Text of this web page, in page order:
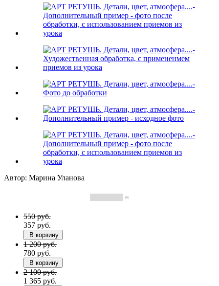
Автор: Марина Уланова
550 руб.
357 руб.
В корзину
1 200 руб.
780 руб.
В корзину
2 100 руб.
1 365 руб.